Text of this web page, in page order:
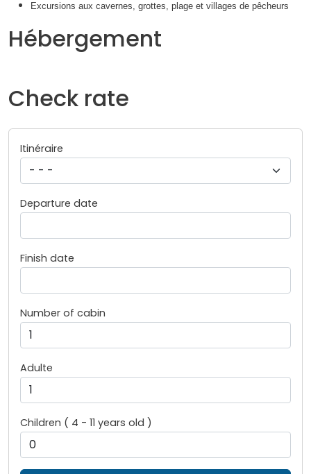
Excursions aux cavernes, grottes, plage et villages de pêcheurs
Hébergement
Check rate
Itinéraire
Departure date
Finish date
Number of cabin
Adulte
Children ( 4 - 11 years old )